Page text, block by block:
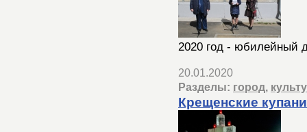
2020 год - юбилейный
20.01.2020
Разделы: город,
Крещенские